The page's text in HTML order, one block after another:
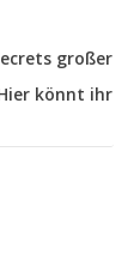
großer
könnt ihr